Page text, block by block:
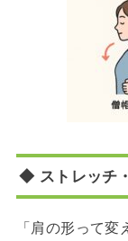
◆ ストレッチ
「肩の形って